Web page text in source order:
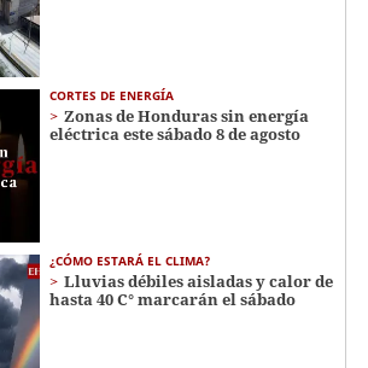
CORTES DE ENERGÍA
Zonas de Honduras sin energía
eléctrica este sábado 8 de agosto
¿CÓMO ESTARÁ EL CLIMA?
Lluvias débiles aisladas y calor de
hasta 40 C° marcarán el sábado